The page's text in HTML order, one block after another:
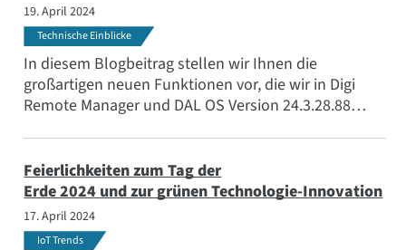
19. April 2024
Technische Einblicke
In diesem Blogbeitrag stellen wir Ihnen die
großartigen neuen Funktionen vor, die wir in Digi
Remote Manager und DAL OS Version 24.3.28.88
Highlights der neuesten Ergänzungen und
Änderungen an unserer Software durchzugehen.
Feierlichkeiten zum Tag der
Erde 2024 und zur grünen Technologie-Innovation
17. April 2024
IoT Trends